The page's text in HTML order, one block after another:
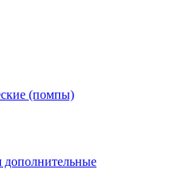
(помпы)
дополнительные